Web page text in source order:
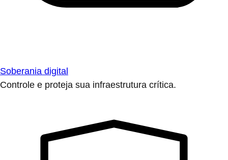
Soberania digital
Controle e proteja sua infraestrutura crítica.